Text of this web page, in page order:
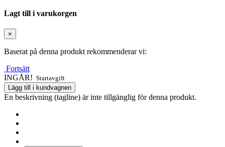
Lagt till i varukorgen
×
Baserat på denna produkt rekommenderar vi:
Fortsätt
INGÅR! Startavgift
Lägg till i kundvagnen
En beskrivning (tagline) är inte tillgänglig för denna produkt.